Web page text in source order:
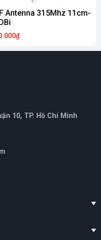
Antenna 315Mhz 11cm-
10, TP. Hồ Chí Minh